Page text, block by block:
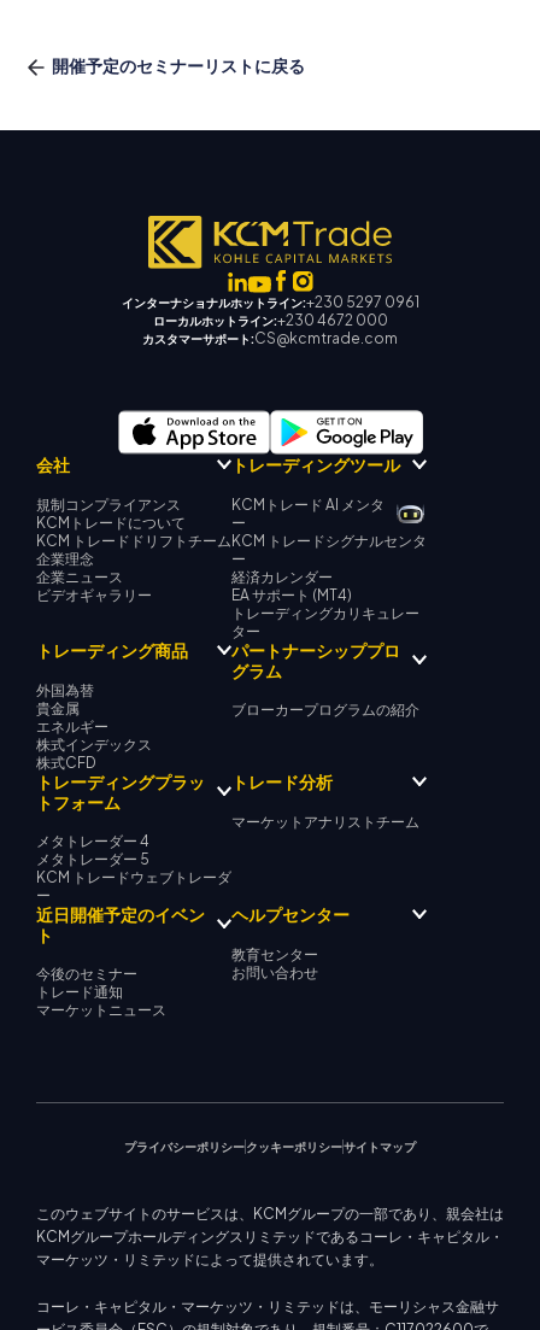
開催予定のセミナーリストに戻る
インターナショナルホットライン:+230 5297 0961
ローカルホットライン:+230 4672 000
カスタマーサポート:CS@kcmtrade.com
会社
規制コンプライアンス
KCMトレードについて
KCM トレードドリフトチーム
企業理念
企業ニュース
ビデオギャラリー
トレーディングツール
KCMトレード AI メンタ
ー
KCM トレードシグナルセンタ
ー
経済カレンダー
EA サポート (MT4)
トレーディングカリキュレー
ター
トレーディング商品
外国為替
貴金属
エネルギー
株式インデックス
株式CFD
パートナーシッププロ
グラム
ブローカープログラムの紹介
トレーディングプラッ
トフォーム
メタトレーダー 4
メタトレーダー 5
KCM トレードウェブトレーダ
ー
トレード分析
マーケットアナリストチーム
近日開催予定のイベン
ト
今後のセミナー
トレード通知
マーケットニュース
ヘルプセンター
教育センター
お問い合わせ
プライバシーポリシークッキーポリシーサイトマップ
このウェブサイトのサービスは、KCMグループの一部であり、親会社は
KCMグループホールディングスリミテッドであるコーレ・キャピタル・
マーケッツ・リミテッドによって提供されています。
コーレ・キャピタル・マーケッツ・リミテッドは、モーリシャス金融サ